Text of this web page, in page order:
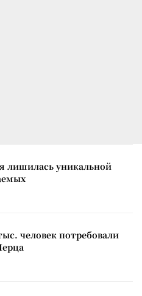
лишилась уникальной
человек потребовали